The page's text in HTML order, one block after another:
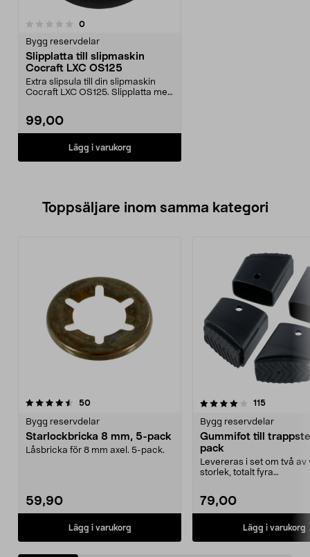
0recensioner
Bygg reservdelar
Slipplatta till slipmaskin
Cocraft LXC OS125
Extra slipsula till din slipmaskin
Cocraft LXC OS125. Slipplatta med
99,00
Lägg i varukorg
Toppsäljare inom samma kategori
50recensioner
Bygg reservdelar
Starlockbricka 8 mm, 5-pack
Låsbricka för 8 mm axel. 5-pack.
59,90
Lägg i varukorg
4.0 av 5 stjärnor 115
Bygg reservdelar
Gummifot till
pack
Levereras i set om två av
storlek, totalt fyra
79,00
Lägg i varukorg
4.0 av 5 stjärnor